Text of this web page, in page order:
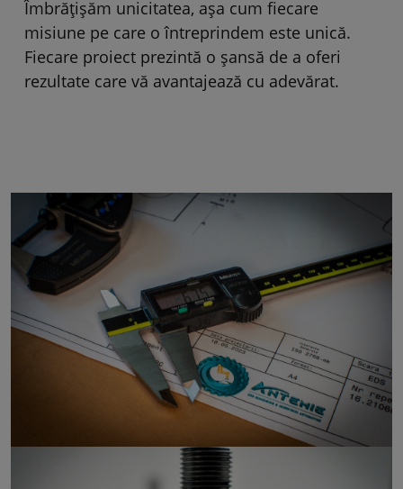
Îmbrățișăm unicitatea, așa cum fiecare
misiune pe care o întreprindem este unică.
Fiecare proiect prezintă o șansă de a oferi
rezultate care vă avantajează cu adevărat.